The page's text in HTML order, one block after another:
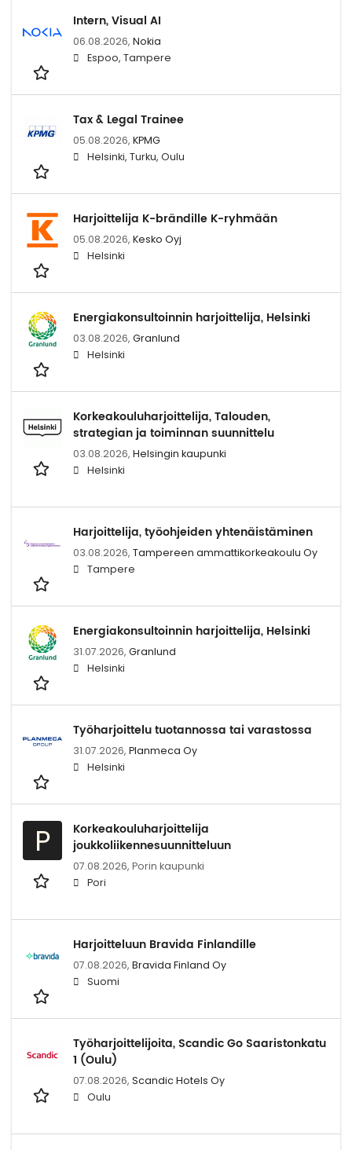
Intern, Visual AI
06.08.2026, Nokia
Espoo, Tampere
Tax & Legal Trainee
05.08.2026, KPMG
Helsinki, Turku, Oulu
Harjoittelija K-brändille K-ryhmään
05.08.2026, Kesko Oyj
Helsinki
Energiakonsultoinnin harjoittelija, Helsinki
03.08.2026, Granlund
Helsinki
Korkeakouluharjoittelija, Talouden,
strategian ja toiminnan suunnittelu
03.08.2026, Helsingin kaupunki
Helsinki
Harjoittelija, työohjeiden yhtenäistäminen
03.08.2026, Tampereen ammattikorkeakoulu Oy
Tampere
Energiakonsultoinnin harjoittelija, Helsinki
31.07.2026, Granlund
Helsinki
Työharjoittelu tuotannossa tai varastossa
31.07.2026, Planmeca Oy
Helsinki
P
Korkeakouluharjoittelija
joukkoliikennesuunnitteluun
07.08.2026, Porin kaupunki
Pori
Harjoitteluun Bravida Finlandille
07.08.2026, Bravida Finland Oy
Suomi
Työharjoittelijoita, Scandic Go Saaristonkatu
1 (Oulu)
07.08.2026, Scandic Hotels Oy
Oulu